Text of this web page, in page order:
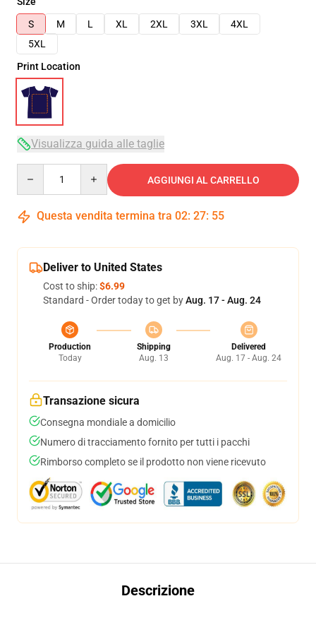
S
M L XL 2XL 3XL
4XL
5XL
Print Location
Visualizza guida alle taglie
AGGIUNGI AL CARRELLO
Questa vendita termina tra 02: 27: 54
Deliver to United States
Cost to ship:$6.99
Standard - Order today to get byAug. 17 - Aug. 24
Production
Today
Shipping
Aug. 13
Delivered
Aug. 17 - Aug. 24
Transazione sicura
Consegna mondiale a domicilio
Numero di tracciamento fornito per tutti i pacchi
Rimborso completo se il prodotto non viene ricevuto
Descrizione